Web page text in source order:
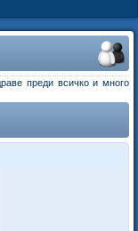
преди всичко и много